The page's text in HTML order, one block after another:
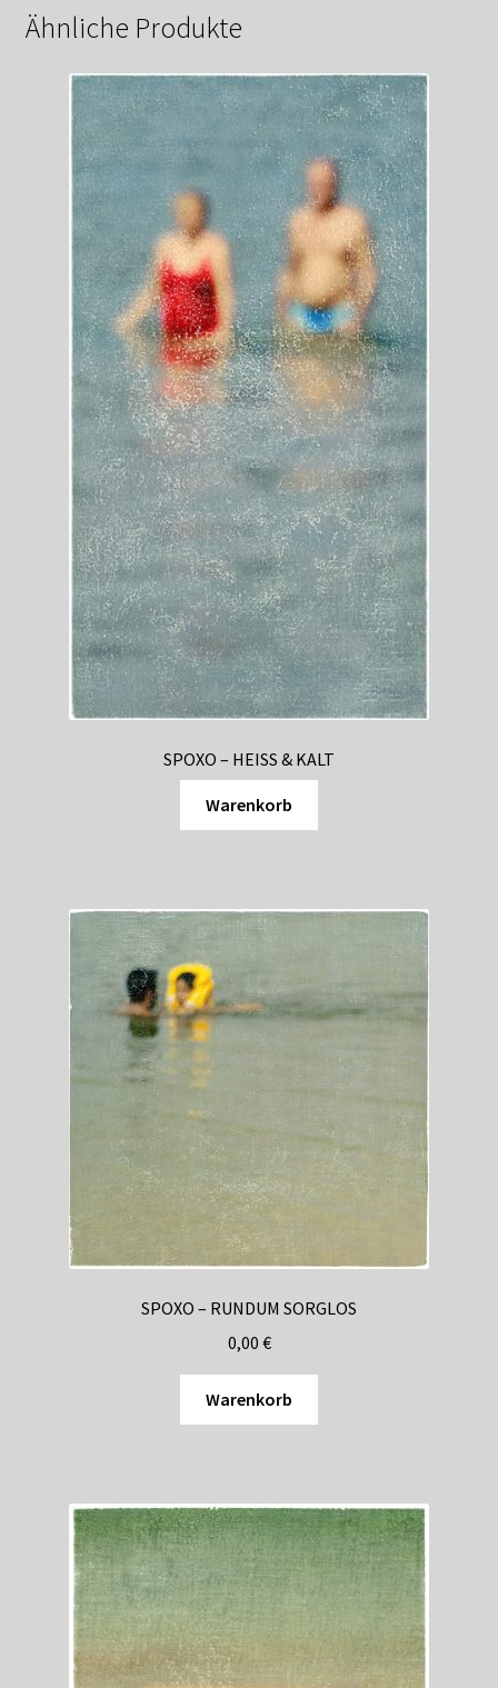
Ähnliche Produkte
SPOXO – HEISS & KALT
Warenkorb
SPOXO – RUNDUM SORGLOS
0,00 €
Warenkorb